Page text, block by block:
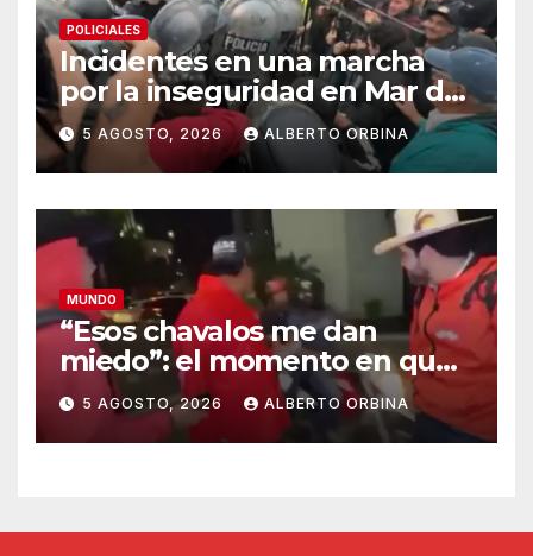
POLICIALES
Incidentes en una marcha
por la inseguridad en Mar del
Plata: vecinos piden que
cambien la cúpula policial
5 AGOSTO, 2026 ALBERTO ORBINA
MUNDO
“Esos chavalos me dan
miedo”: el momento en que
los sicarios marcaron al
influencer mexicano César
Gastélum antes de asesinarlo
5 AGOSTO, 2026 ALBERTO ORBINA